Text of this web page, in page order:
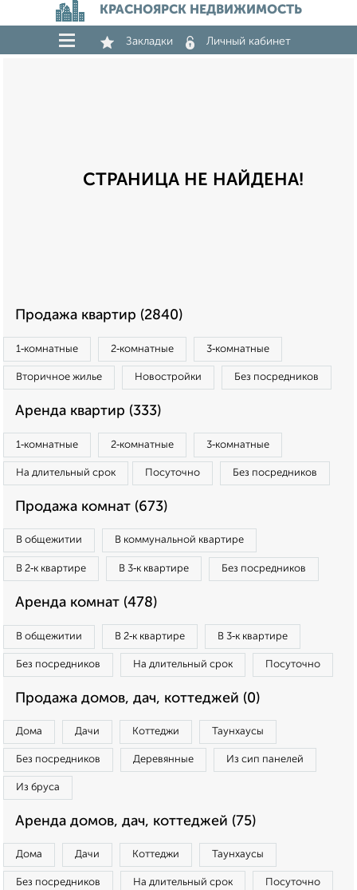
КРАСНОЯРСК НЕДВИЖИМОСТЬ
Закладки Личный кабинет
СТРАНИЦА НЕ НАЙДЕНА!
Продажа квартир (2840)
1‑комнатные 2‑комнатные 3‑комнатные
Вторичное жилье Новостройки Без посредников
Аренда квартир (333)
1‑комнатные 2‑комнатные 3‑комнатные
На длительный срок Посуточно Без посредников
Продажа комнат (673)
В общежитии В коммунальной квартире
В 2‑к квартире В 3‑к квартире Без посредников
Аренда комнат (478)
В общежитии В 2‑к квартире В 3‑к квартире
Без посредников На длительный срок Посуточно
Продажа домов, дач, коттеджей (0)
Дома Дачи Коттеджи Таунхаусы
Без посредников Деревянные Из сип панелей
Из бруса
Аренда домов, дач, коттеджей (75)
Дома Дачи Коттеджи Таунхаусы
Без посредников На длительный срок Посуточно